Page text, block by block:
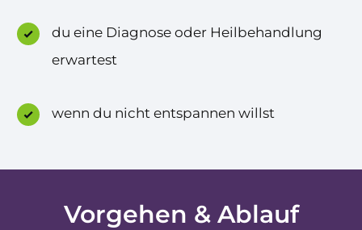
du eine Diagnose oder Heilbehandlung
erwartest
wenn du nicht entspannen willst
Vorgehen & Ablauf